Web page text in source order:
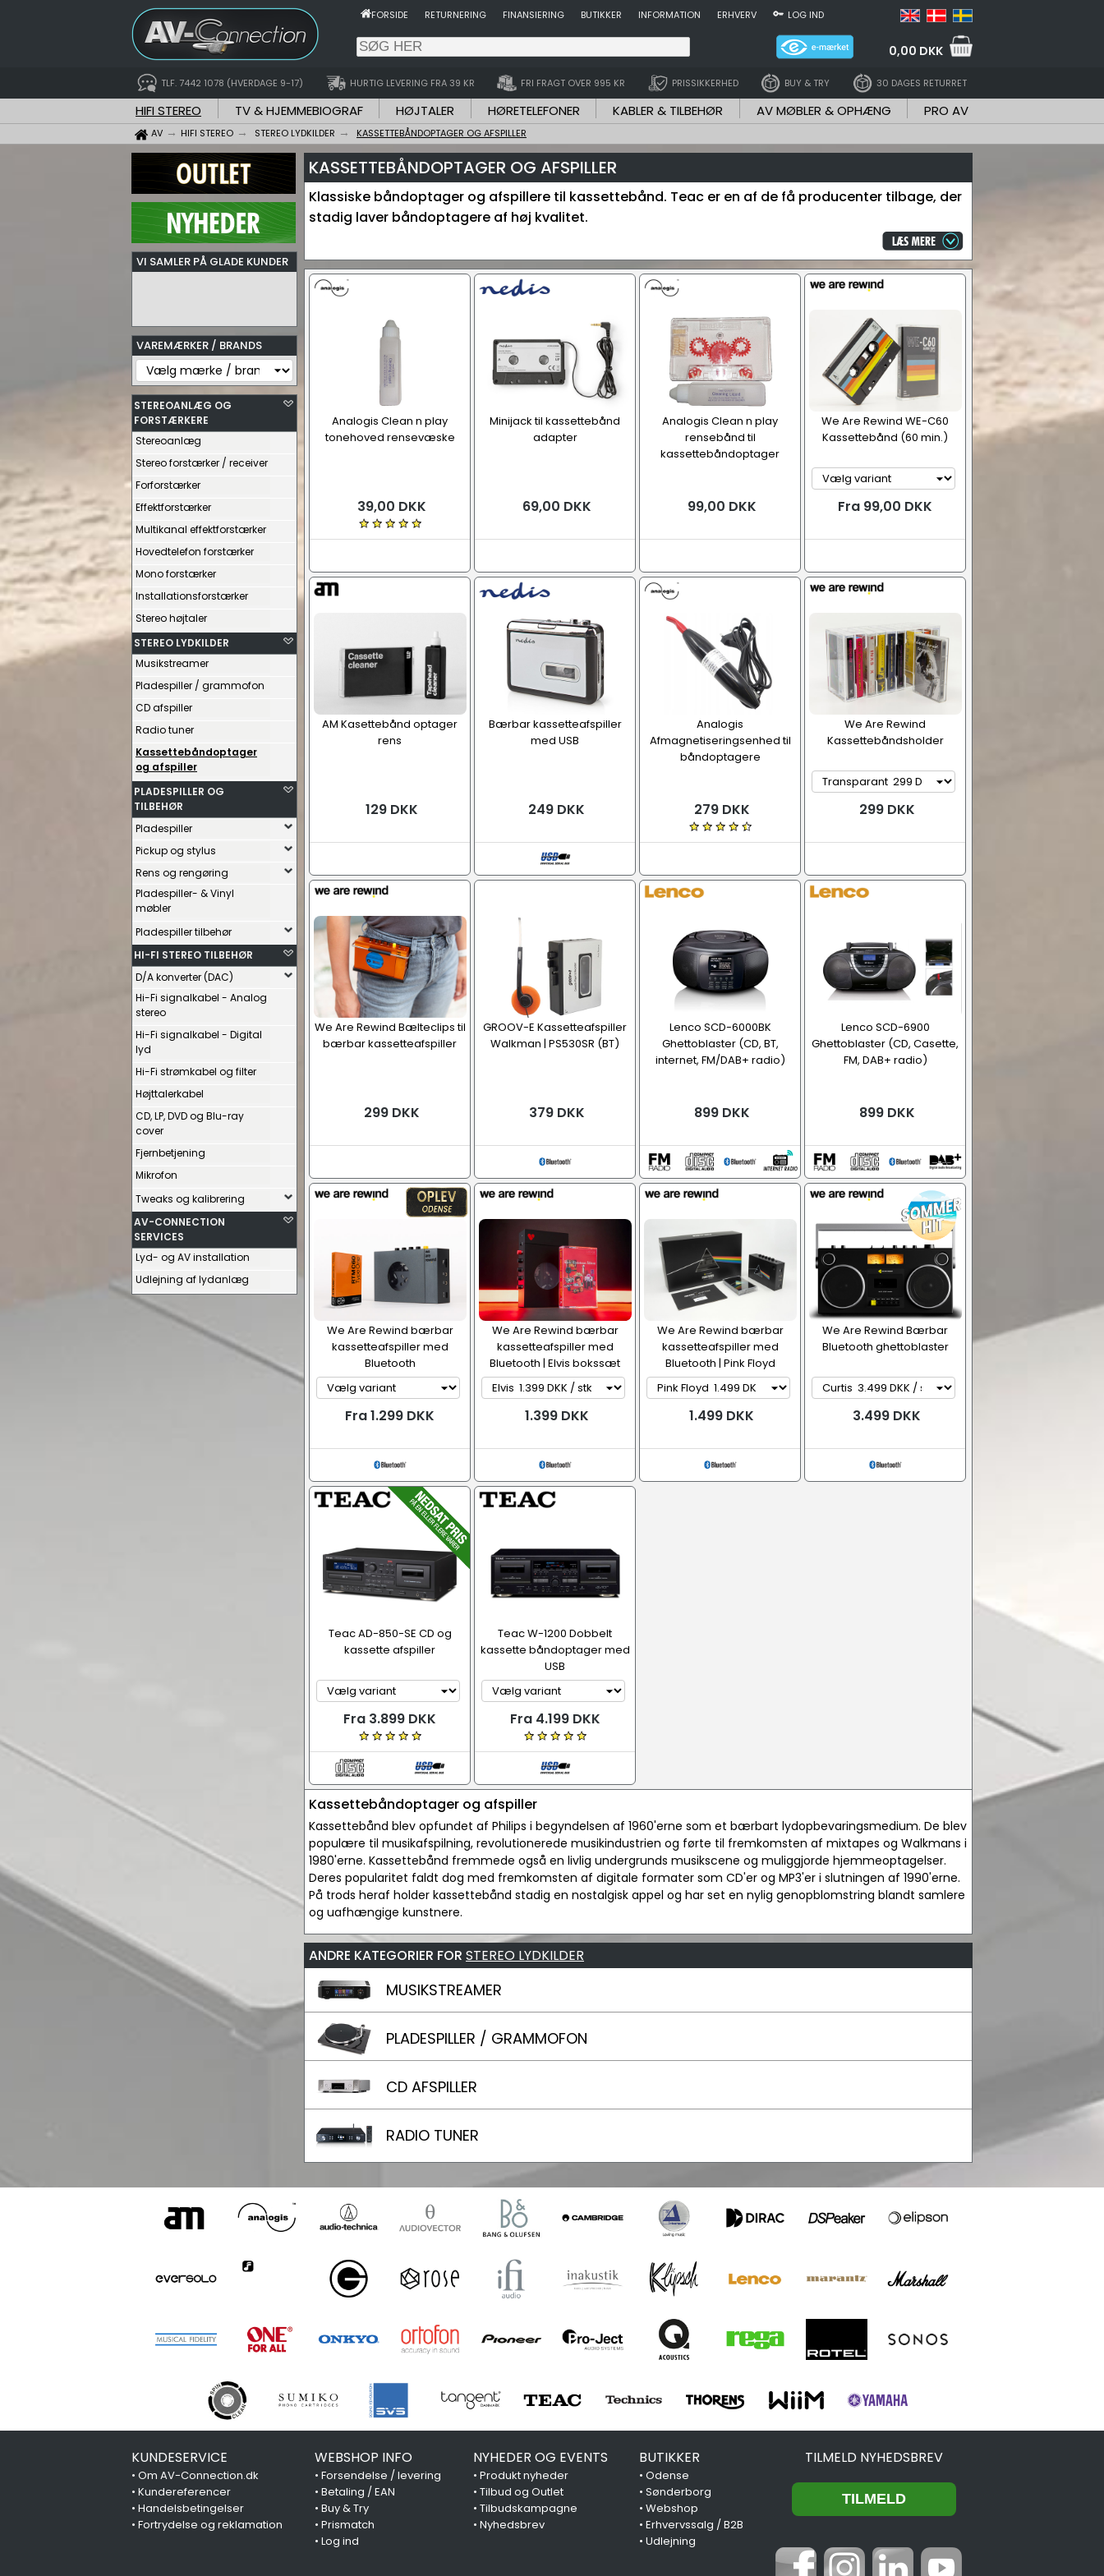
FORSIDE RETURNERING FINANSIERING BUTIKKER INFORMATION ERHVERV LOG IND
0,00 DKK
TLF. 7442 1078 (HVERDAGE 9-17) HURTIG LEVERING FRA 39 KR FRI FRAGT OVER 995 KR PRISSIKKERHED BUY & TRY 30 DAGES RETURRET
HIFI STEREO TV & HJEMMEBIOGRAF HØJTALER HØRETELEFONER KABLER & TILBEHØR AV MØBLER & OPHÆNG PRO AV
AV HIFI STEREO STEREO LYDKILDER KASSETTEBÅNDOPTAGER OG AFSPILLER
VI SAMLER PÅ GLADE KUNDER
VAREMÆRKER / BRANDS
STEREOANLÆG OG
FORSTÆRKERE
Stereoanlæg
Stereo forstærker / receiver
Forforstærker
Effektforstærker
Multikanal effektforstærker
Hovedtelefon forstærker
Mono forstærker
Installationsforstærker
Stereo højtaler
STEREO LYDKILDER
Musikstreamer
Pladespiller / grammofon
CD afspiller
Radio tuner
Kassettebåndoptager
og afspiller
PLADESPILLER OG
TILBEHØR
Pladespiller
Pickup og stylus
Rens og rengøring
Pladespiller- & Vinyl
møbler
Pladespiller tilbehør
HI-FI STEREO TILBEHØR
D/A konverter (DAC)
Hi-Fi signalkabel - Analog
stereo
Hi-Fi signalkabel - Digital
lyd
Hi-Fi strømkabel og filter
Højttalerkabel
CD, LP, DVD og Blu-ray
cover
Fjernbetjening
Mikrofon
Tweaks og kalibrering
AV-CONNECTION
SERVICES
Lyd- og AV installation
Udlejning af lydanlæg
KASSETTEBÅNDOPTAGER OG AFSPILLER
Klassiske båndoptager og afspillere til kassettebånd. Teac er en af de få producenter tilbage, der
stadig laver båndoptagere af høj kvalitet.
Analogis Clean n play
tonehoved rensevæske
39,00 DKK
Minijack til kassettebånd
adapter
69,00 DKK
Analogis Clean n play
rensebånd til
kassettebåndoptager
99,00 DKK
We Are Rewind WE-C60
Kassettebånd (60 min.)
Fra 99,00 DKK
AM Kasettebånd optager
rens
129 DKK
Bærbar kassetteafspiller
med USB
249 DKK
Analogis
Afmagnetiseringsenhed til
båndoptagere
279 DKK
We Are Rewind
Kassettebåndsholder
299 DKK
We Are Rewind Bælteclips til
bærbar kassetteafspiller
299 DKK
GROOV-E Kassetteafspiller
Walkman | PS530SR (BT)
379 DKK
Lenco SCD-6000BK
Ghettoblaster (CD, BT,
internet, FM/DAB+ radio)
899 DKK
Lenco SCD-6900
Ghettoblaster (CD, Casette,
FM, DAB+ radio)
899 DKK
We Are Rewind bærbar
kassetteafspiller med
Bluetooth
Fra 1.299 DKK
We Are Rewind bærbar
kassetteafspiller med
Bluetooth | Elvis bokssæt
1.399 DKK
We Are Rewind bærbar
kassetteafspiller med
Bluetooth | Pink Floyd
bokssæt
1.499 DKK
We Are Rewind Bærbar
Bluetooth ghettoblaster
3.499 DKK
Teac AD-850-SE CD og
kassette afspiller
Fra 3.899 DKK
Teac W-1200 Dobbelt
kassette båndoptager med
USB
Fra 4.199 DKK
Kassettebåndoptager og afspiller
Kassettebånd blev opfundet af Philips i begyndelsen af 1960'erne som et bærbart lydopbevaringsmedium. De blev
populære til musikafspilning, revolutionerede musikindustrien og førte til fremkomsten af mixtapes og Walkmans i
1980'erne. Kassettebånd fremmede også en livlig undergrunds musikscene og muliggjorde hjemmeoptagelser.
Deres popularitet faldt dog med fremkomsten af digitale formater som CD'er og MP3'er i slutningen af 1990'erne.
På trods heraf holder kassettebånd stadig en nostalgisk appel og har set en nylig genopblomstring blandt samlere
og uafhængige kunstnere.
ANDRE KATEGORIER FOR STEREO LYDKILDER
MUSIKSTREAMER
PLADESPILLER / GRAMMOFON
CD AFSPILLER
RADIO TUNER
KUNDESERVICE
• Om AV-Connection.dk
• Kundereferencer
• Handelsbetingelser
• Fortrydelse og reklamation
WEBSHOP INFO
• Forsendelse / levering
• Betaling / EAN
• Buy & Try
• Prismatch
• Log ind
NYHEDER OG EVENTS
• Produkt nyheder
• Tilbud og Outlet
• Tilbudskampagne
• Nyhedsbrev
BUTIKKER
•Odense
•Sønderborg
•Webshop
•Erhvervssalg / B2B
•Udlejning
TILMELD NYHEDSBREV